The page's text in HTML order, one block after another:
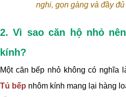
nghi, gọn gàng và đầy
2. Vì sao căn hộ nhỏ
kính?
Một căn bếp nhỏ không có nghĩa
Tủ bếp nhôm kính mang lại hàng